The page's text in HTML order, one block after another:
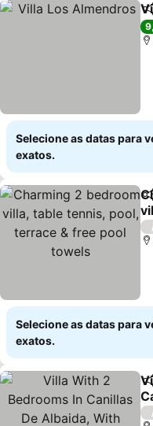
Selecione as datas para
exatos.
Selecione as datas para
exatos.